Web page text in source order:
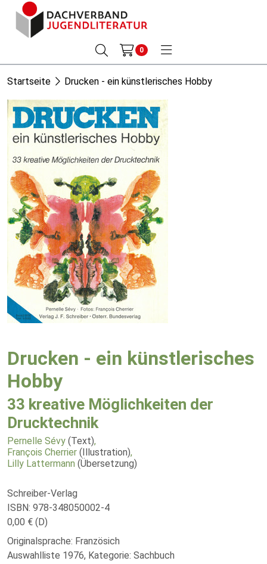
0
Startseite Drucken - ein künstlerisches Hobby
Drucken - ein künstlerisches
Hobby
33 kreative Möglichkeiten der
Drucktechnik
Pernelle Sévy (Text),
François Cherrier (Illustration),
Lilly Lattermann (Übersetzung)
Schreiber-Verlag
ISBN: 978-348050002-4
0,00 € (D)
Originalsprache: Französich
Auswahlliste 1976, Kategorie: Sachbuch